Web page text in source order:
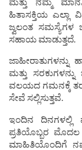
ಹಿತಾಸಕ್ತಿಯ ಎಲ್ಲಾ
ಜ್ವಲಂತ ಸಮಸ್ಯೆಗಳ
ಸಹಾಯ ಮಾಡುತ್ತದೆ.
ಮತ್ತು
ವಲಯದ ಗಮನಕ್ಕೆ
ಸೇವೆ ಸಲ್ಲಿಸುತ್ತವೆ.
ಇಂದಿನ ದಿನಗಳಲ್ಲಿ
ಪ್ರತಿಯೊಬ್ಬರ ಮೊದಲ
ಮಾಹಿತಿಯೊಂದಿಗೆ